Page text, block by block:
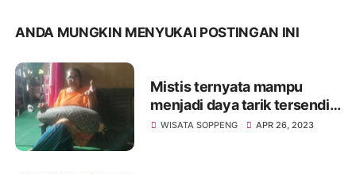
ANDA MUNGKIN MENYUKAI POSTINGAN INI
Mistis ternyata mampu
menjadi daya tarik tersendiri
bagi para pengunjung untuk
WISATA SOPPENG APR 26, 2023